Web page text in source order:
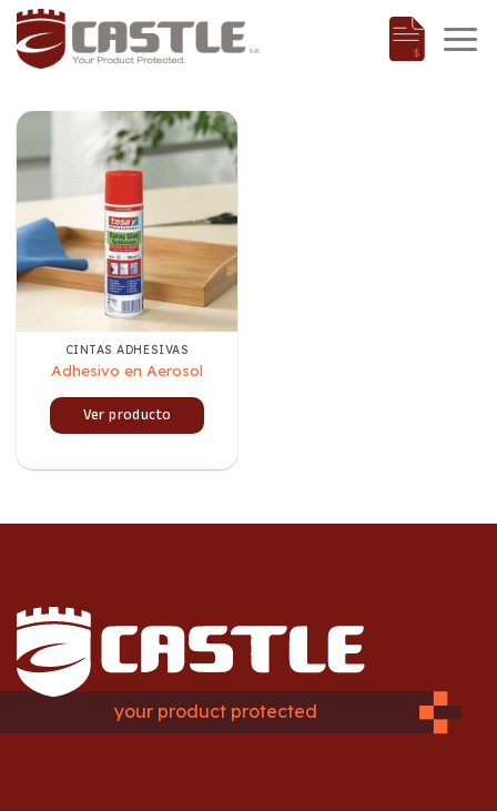
Saltar
contenido
CINTAS ADHESIVAS
Adhesivo en Aerosol
Ver producto
your product protected